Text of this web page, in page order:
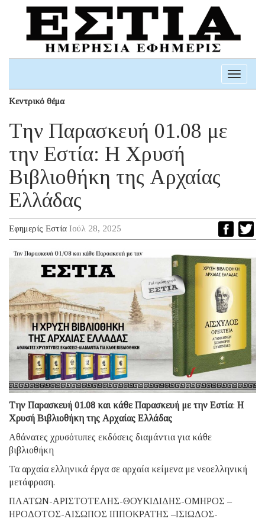
Toggle
Κεντρικό θέμα
Tην Παρασκευή 01.08 με
την Eστία: H Χρυσή
Βιβλιοθήκη της Αρχαίας
Ελλάδας
Εφημερίς Εστία Ιούλ 28, 2025
Tην Παρασκευή 01.08 και κάθε Παρασκευή με την Εστία: H
Χρυσή Βιβλιοθήκη της Αρχαίας Ελλάδας
Αθάνατες χρυσότυπες εκδόσεις διαμάντια για κάθε
βιβλιοθήκη
Τα αρχαία ελληνικά έργα σε αρχαία κείμενα με νεοελληνική
μετάφραση.
ΠΛΑΤΩΝ-ΑΡΙΣΤΟΤΕΛΗΣ-ΘΟΥΚΙΔΙΔΗΣ-ΟΜΗΡΟΣ –
ΗΡΟΔΟΤΟΣ-ΑΙΣΩΠΟΣ ΙΠΠΟΚΡΑΤΗΣ –ΙΣΙΩΔΟΣ-